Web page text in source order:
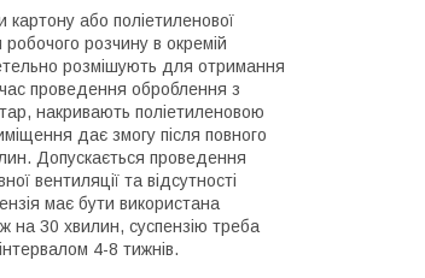
або поліетиленової
розчину в окремій
розмішують для отримання
проведення оброблення з
накривають поліетиленовою
дає змогу після повного
Допускається проведення
вентиляції та відсутності
має бути використана
на 30 хвилин, суспензію треба
4-8 тижнів.